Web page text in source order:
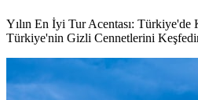
Yılın En İyi Tur Acentası:
Türkiye'nin Gizli Cennetlerini